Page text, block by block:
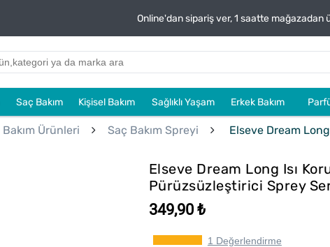
Online'dan sipariş ver, 1 saatte mağazadan
Saç Bakım Kişisel Bakım Sağlıklı Yaşam Erkek Bakım
Bakım Ürünleri Saç Bakım Spreyi Elseve Dream
Elseve Dream Long Isı
Pürüzsüzleştirici Sprey
349,90 ₺
1 Değerlendirme